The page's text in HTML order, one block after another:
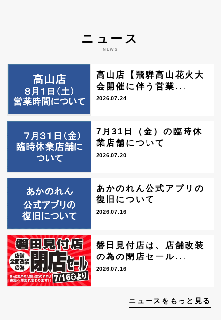
ニュース
NEWS
高山店【飛騨高山花火大
会開催に伴う営業...
2026.07.24
7月31日（金）の臨時休
業店舗について
2026.07.20
あかのれん公式アプリの
復旧について
2026.07.16
磐田見付店は、店舗改装
の為の閉店セール...
2026.07.16
ニュースをもっと見る